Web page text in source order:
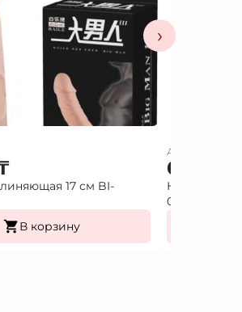
17 см BI-
В корзину
Арт-7897
6 000
Насадка
026213
›